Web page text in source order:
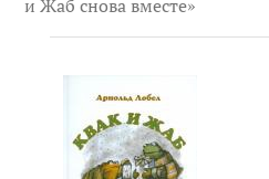
и Жаб снова вместе»